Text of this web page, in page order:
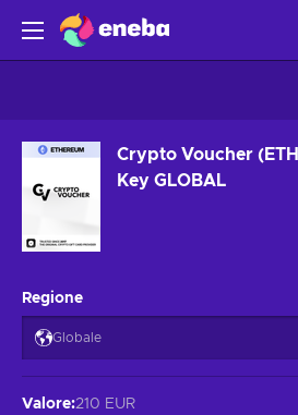
Crypto Voucher
Key GLOBAL
Regione
Globale
Valore:210 EUR